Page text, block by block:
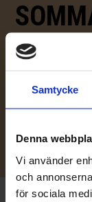
Samtycke
Denna
Vi använder
och
för sociala
I juli slår
Under
av Sveriges